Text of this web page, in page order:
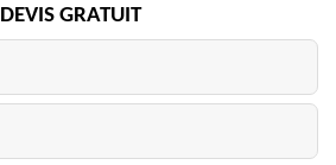
DEVIS GRATUIT